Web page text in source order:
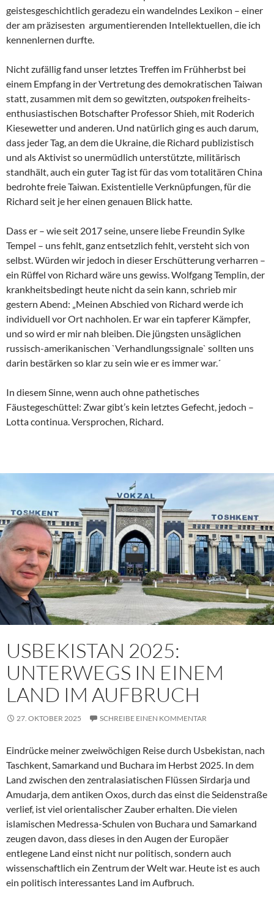
geistesgeschichtlich geradezu ein wandelndes Lexikon – einer
der am präzisesten argumentierenden Intellektuellen, die ich
kennenlernen durfte.
Nicht zufällig fand unser letztes Treffen im Frühherbst bei
einem Empfang in der Vertretung des demokratischen Taiwan
statt, zusammen mit dem so gewitzten,outspokenfreiheits-
enthusiastischen Botschafter Professor Shieh, mit Roderich
Kiesewetter und anderen. Und natürlich ging es auch darum,
dass jeder Tag, an dem die Ukraine, die Richard publizistisch
und als Aktivist so unermüdlich unterstützte, militärisch
standhält, auch ein guter Tag ist für das vom totalitären China
bedrohte freie Taiwan. Existentielle Verknüpfungen, für die
Richard seit je her einen genauen Blick hatte.
Dass er – wie seit 2017 seine, unsere liebe Freundin Sylke
Tempel – uns fehlt, ganz entsetzlich fehlt, versteht sich von
selbst. Würden wir jedoch in dieser Erschütterung verharren –
ein Rüffel von Richard wäre uns gewiss. Wolfgang Templin, der
krankheitsbedingt heute nicht da sein kann, schrieb mir
gestern Abend: „Meinen Abschied von Richard werde ich
individuell vor Ort nachholen. Er war ein tapferer Kämpfer,
und so wird er mir nah bleiben. Die jüngsten unsäglichen
russisch-amerikanischen `Verhandlungssignale` sollten uns
darin bestärken so klar zu sein wie er es immer war.´
In diesem Sinne, wenn auch ohne pathetisches
Fäustegeschüttel: Zwar gibt’s kein letztes Gefecht, jedoch –
Lotta continua. Versprochen, Richard.
USBEKISTAN 2025:
UNTERWEGS IN EINEM
LAND IM AUFBRUCH
27. OKTOBER 2025 SCHREIBE EINEN KOMMENTAR
Eindrücke meiner zweiwöchigen Reise durch Usbekistan, nach
Taschkent, Samarkand und Buchara im Herbst 2025. In dem
Land zwischen den zentralasiatischen Flüssen Sirdarja und
Amudarja, dem antiken Oxos, durch das einst die Seidenstraße
verlief, ist viel orientalischer Zauber erhalten. Die vielen
islamischen Medressa-Schulen von Buchara und Samarkand
zeugen davon, dass dieses in den Augen der Europäer
entlegene Land einst nicht nur politisch, sondern auch
wissenschaftlich ein Zentrum der Welt war. Heute ist es auch
ein politisch interessantes Land im Aufbruch.